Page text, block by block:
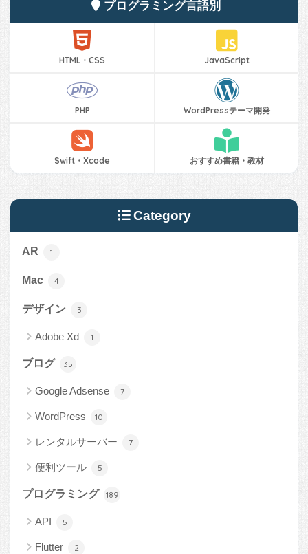
プログラミング言語別
HTML・CSS JavaScript
PHP WordPressテーマ開発
Swift・Xcode おすすめ書籍・教材
Category
AR 1
Mac 4
デザイン 3
Adobe Xd 1
ブログ 35
Google Adsense 7
WordPress 10
レンタルサーバー 7
便利ツール 5
プログラミング 189
API 5
Flutter 2